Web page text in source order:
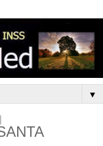
▼